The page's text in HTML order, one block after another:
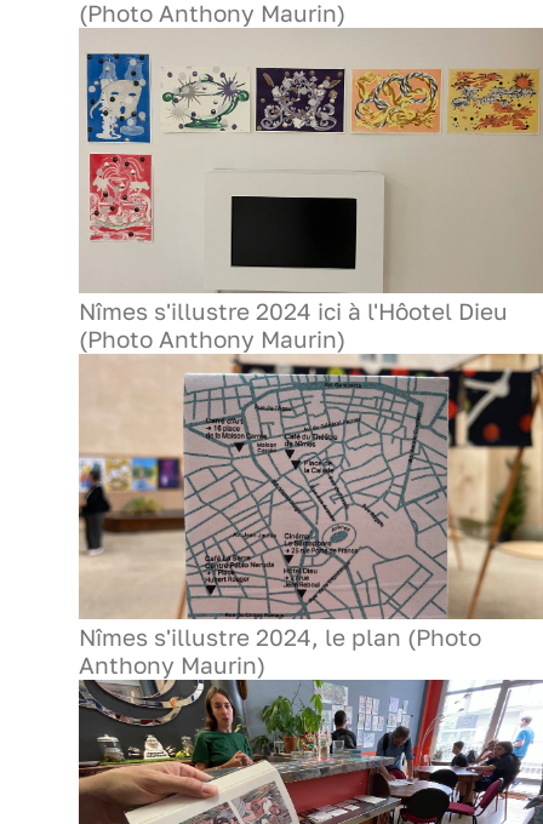
(Photo Anthony Maurin)
Nîmes s'illustre 2024 ici à l'Hôotel Dieu
(Photo Anthony Maurin)
Nîmes s'illustre 2024, le plan (Photo
Anthony Maurin)